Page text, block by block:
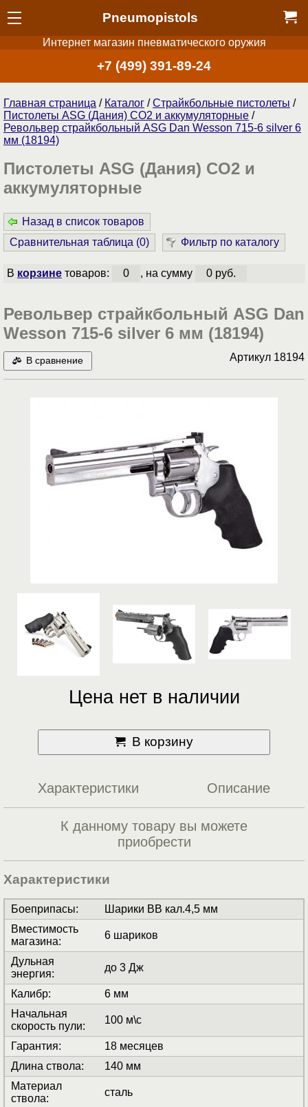
Pneumopistols
Интернет магазин пневматического оружия
+7 (499) 391-89-24
Главная страница / Каталог /Страйкбольные пистолеты /
Пистолеты ASG (Дания) CO2 и аккумуляторные /
Револьвер страйкбольный ASG Dan Wesson 715-6 silver 6
мм (18194)
Пистолеты ASG (Дания) CO2 и
аккумуляторные
Назад в список товаров
Сравнительная таблица (0) Фильтр по каталогу
В корзинетоваров: 0 , на сумму 0 руб.
Револьвер страйкбольный ASG Dan
Wesson 715-6 silver 6 мм (18194)
В сравнение Артикул 18194
Цена нет в наличии
В корзину
Характеристики Описание
К данному товару вы можете
приобрести
Характеристики
Боеприпасы:
Шарики BB кал.4,5 мм
Вместимость
магазина:
6 шариков
Дульная
энергия:
до 3 Дж
Калибр:
6 мм
Начальная
скорость пули:
100 м\с
Гарантия:
18 месяцев
Длина ствола:
140 мм
Материал
ствола:
сталь